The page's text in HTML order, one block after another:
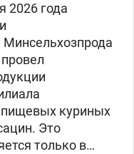
2026 года
Минсельхозпрода
куриных
Это
только в